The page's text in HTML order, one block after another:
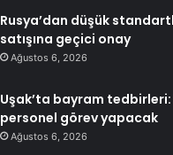
Rusya’dan düşük
satışına geçici onay
Ağustos 6, 2026
Uşak’ta bayram tedbirleri:
personel görev yapacak
Ağustos 6, 2026